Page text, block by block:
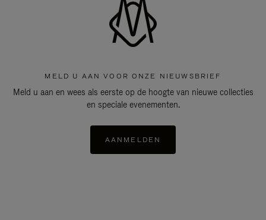
MELD U AAN VOOR ONZE NIEUWSBRIEF
Meld u aan en wees als eerste op de hoogte van nieuwe collecties
en speciale evenementen.
AANMELDEN